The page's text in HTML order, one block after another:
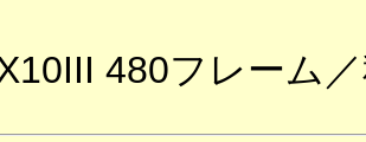
480フレーム